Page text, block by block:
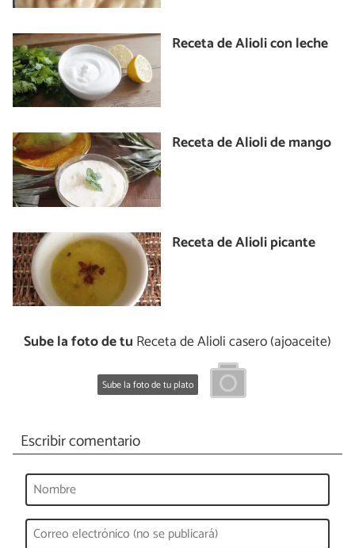
Receta de Alioli con leche
Receta de Alioli de mango
Receta de Alioli picante
Sube la foto de tu Receta de Alioli casero (ajoaceite)
Sube la foto de tu plato
Escribir comentario